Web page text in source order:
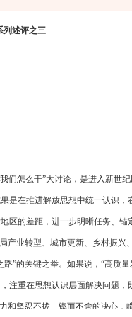
述评之三
们怎么干”大讨论，是进入新世
是在推进解放思想中统一认识，
区的差距，进一步明晰任务、锚
产业转型、城市更新、乡村振兴
”的关键之举。如果说，“高质
注重在思想认识层面解决问题，
和坚忍不拔、锲而不舍的决心，